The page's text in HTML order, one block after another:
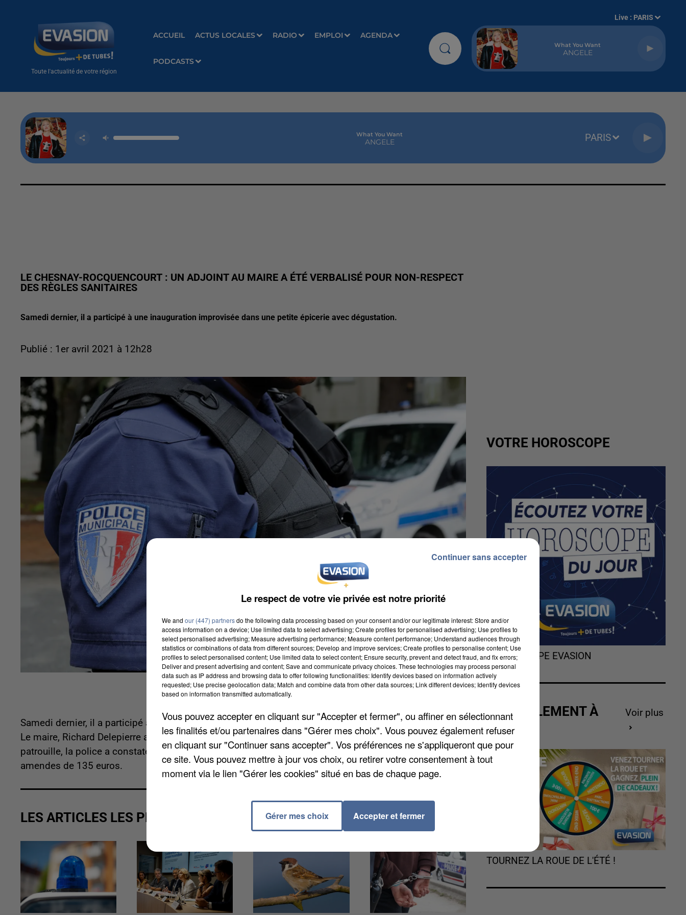
Toute l'actualité de votre région
ACCUEIL ACTUS LOCALES RADIO EMPLOI AGENDA
PODCASTS
Live : PARIS
What You Want
ANGELE
What You Want
ANGELE PARIS
LE CHESNAY-ROCQUENCOURT : UN ADJOINT AU MAIRE A ÉTÉ VERBALISÉ POUR NON-RESPECT
DES RÈGLES SANITAIRES
Samedi dernier, il a participé à une inauguration improvisée dans une petite épicerie avec dégustation.
Publié : 1er avril 2021 à 12h28
Samedi dernier, il a participé à une inauguration improvisée dans une petite épicerie avec dégustation.
Le maire, Richard Delepierre a confirmé sa présence et dénonce une polémique insensée. Lors de leur
patrouille, la police a constaté un rassemblement de plus de six personnes et a donc dressé des
amendes de 135 euros.
LES ARTICLES LES PLUS VUS
VOTRE HOROSCOPE
L'HOROSCOPE EVASION
ACTUELLEMENT À
GAGNER
Voir plus
TOURNEZ LA ROUE DE L'ÉTÉ !
Le respect de votre vie privée est notre priorité
We and our (447) partnersdo the following data processing based on your consent and/or our legitimate interest: Store and/or
access information on a device; Use limited data to select advertising; Create profiles for personalised advertising; Use profiles to
select personalised advertising; Measure advertising performance; Measure content performance; Understand audiences through
statistics or combinations of data from different sources; Develop and improve services; Create profiles to personalise content; Use
profiles to select personalised content; Use limited data to select content; Ensure security, prevent and detect fraud, and fix errors;
Deliver and present advertising and content; Save and communicate privacy choices. These technologies may process personal
data such as IP address and browsing data to offer following functionalities: Identify devices based on information actively
requested; Use precise geolocation data; Match and combine data from other data sources; Link different devices; Identify devices
based on information transmitted automatically.
Vous pouvez accepter en cliquant sur "Accepter et fermer", ou affiner en sélectionnant
les finalités et/ou partenaires dans "Gérer mes choix". Vous pouvez également refuser
en cliquant sur "Continuer sans accepter". Vos préférences ne s'appliqueront que pour
ce site. Vous pouvez mettre à jour vos choix, ou retirer votre consentement à tout
moment via le lien "Gérer les cookies" situé en bas de chaque page.
Gérer mes choix Accepter et fermer
Continuer sans accepter